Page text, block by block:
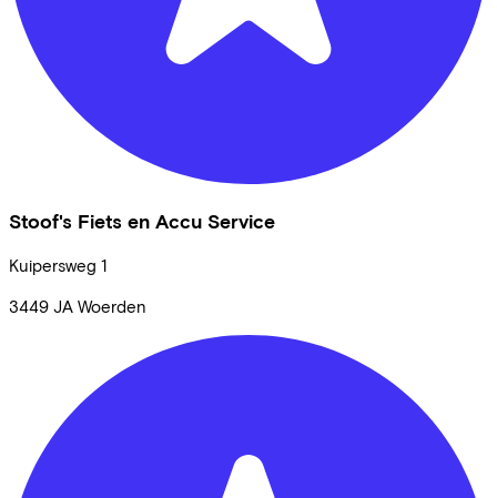
Stoof's Fiets en Accu Service
Kuipersweg 1
3449 JA Woerden